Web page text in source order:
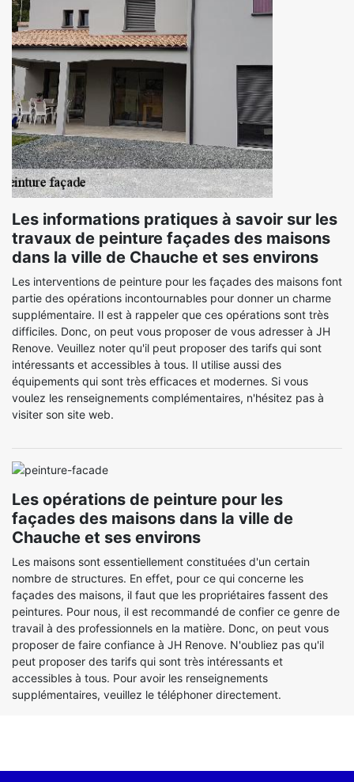
Les informations pratiques à savoir sur les
travaux de peinture façades des maisons
dans la ville de Chauche et ses environs
Les interventions de peinture pour les façades des maisons font
partie des opérations incontournables pour donner un charme
supplémentaire. Il est à rappeler que ces opérations sont très
difficiles. Donc, on peut vous proposer de vous adresser à JH
Renove. Veuillez noter qu'il peut proposer des tarifs qui sont
intéressants et accessibles à tous. Il utilise aussi des
équipements qui sont très efficaces et modernes. Si vous
voulez les renseignements complémentaires, n'hésitez pas à
visiter son site web.
Les opérations de peinture pour les
façades des maisons dans la ville de
Chauche et ses environs
Les maisons sont essentiellement constituées d'un certain
nombre de structures. En effet, pour ce qui concerne les
façades des maisons, il faut que les propriétaires fassent des
peintures. Pour nous, il est recommandé de confier ce genre de
travail à des professionnels en la matière. Donc, on peut vous
proposer de faire confiance à JH Renove. N'oubliez pas qu'il
peut proposer des tarifs qui sont très intéressants et
accessibles à tous. Pour avoir les renseignements
supplémentaires, veuillez le téléphoner directement.